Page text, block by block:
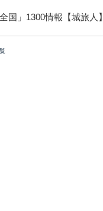
国」1300情報【城旅人】